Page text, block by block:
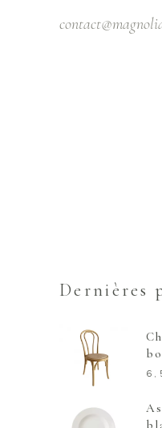
Dernières